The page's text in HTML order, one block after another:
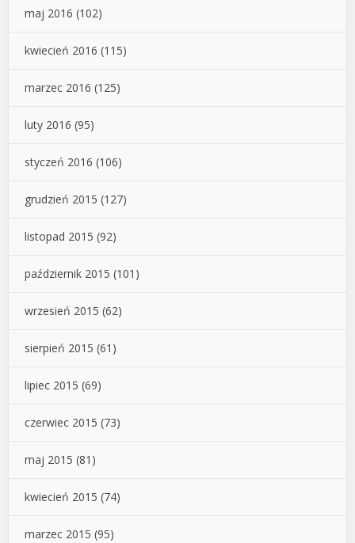
maj 2016 (102)
kwiecień 2016 (115)
marzec 2016 (125)
luty 2016 (95)
styczeń 2016 (106)
grudzień 2015 (127)
listopad 2015 (92)
październik 2015 (101)
wrzesień 2015 (62)
sierpień 2015 (61)
lipiec 2015 (69)
czerwiec 2015 (73)
maj 2015 (81)
kwiecień 2015 (74)
marzec 2015 (95)